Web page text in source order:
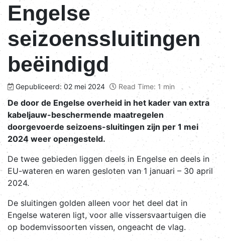
Engelse
seizoenssluitingen
beëindigd
Gepubliceerd: 02 mei 2024 Read Time: 1 min
De door de Engelse overheid in het kader van extra
kabeljauw-beschermende maatregelen
doorgevoerde seizoens-sluitingen zijn per 1 mei
2024 weer opengesteld.
De twee gebieden liggen deels in Engelse en deels in
EU-wateren en waren gesloten van 1 januari – 30 april
2024.
De sluitingen golden alleen voor het deel dat in
Engelse wateren ligt, voor alle vissersvaartuigen die
op bodemvissoorten vissen, ongeacht de vlag.